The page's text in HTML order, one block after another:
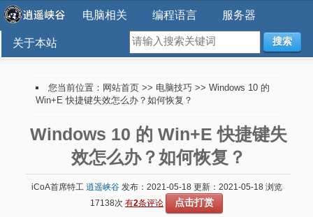
电脑相关 编程语言 服务器
关于本站 搜索
您当前位置： 网站首页 >> 电脑技巧 >> Windows 10 的
Win+E 快捷键失效怎么办？如何恢复？
Windows 10 的 Win+E 快捷键失
效怎么办？如何恢复？
iCoA首席特工 逍遥峡谷发布：2021-05-18 更新：2021-05-18 浏览
17138次 有2条评论 点击打赏